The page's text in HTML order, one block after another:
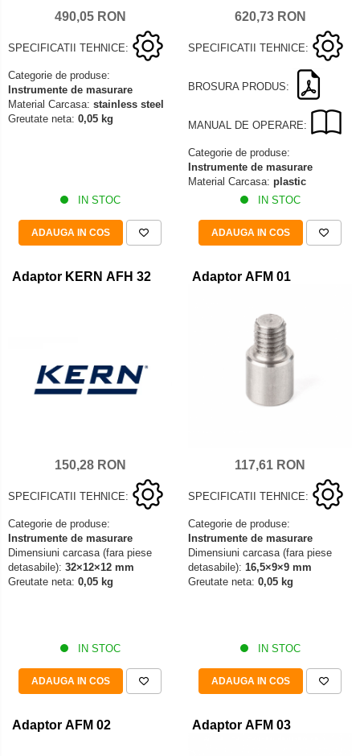
490,05 RON
SPECIFICATII TEHNICE:
Categorie de produse:
Instrumente de masurare
Material Carcasa: stainless steel
Greutate neta: 0,05 kg
IN STOC
ADAUGA IN COS
620,73 RON
SPECIFICATII TEHNICE:
BROSURA PRODUS:
MANUAL DE OPERARE:
Categorie de produse:
Instrumente de masurare
Material Carcasa: plastic
IN STOC
ADAUGA IN COS
Adaptor KERN AFH 32
150,28 RON
SPECIFICATII TEHNICE:
Categorie de produse:
Instrumente de masurare
Dimensiuni carcasa (fara piese
detasabile): 32×12×12 mm
Greutate neta: 0,05 kg
IN STOC
ADAUGA IN COS
Adaptor AFM 01
117,61 RON
SPECIFICATII TEHNICE:
Categorie de produse:
Instrumente de masurare
Dimensiuni carcasa (fara piese
detasabile): 16,5×9×9 mm
Greutate neta: 0,05 kg
IN STOC
ADAUGA IN COS
Adaptor AFM 02 Adaptor AFM 03